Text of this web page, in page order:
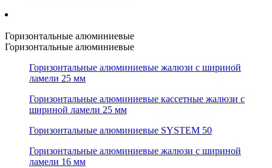
Горизонтальные алюминиевые
Горизонтальные алюминиевые
Горизонтальные алюминиевые жалюзи с шириной
ламели 25 мм
Горизонтальные алюминиевые кассетные жалюзи с
шириной ламели 25 мм
Горизонтальные алюминиевые SYSTEM 50
Горизонтальные алюминиевые жалюзи с шириной
ламели 16 мм